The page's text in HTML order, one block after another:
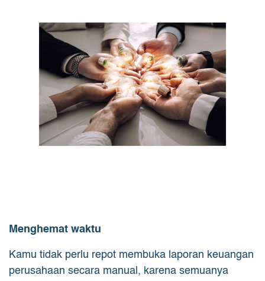
Menghemat waktu
Kamu tidak perlu repot membuka laporan keuangan
perusahaan secara manual, karena semuanya